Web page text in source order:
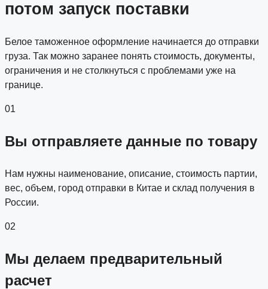
потом запуск поставки
Белое таможенное оформление начинается до отправки
груза. Так можно заранее понять стоимость, документы,
ограничения и не столкнуться с проблемами уже на
границе.
01
Вы отправляете данные по товару
Нам нужны наименование, описание, стоимость партии,
вес, объем, город отправки в Китае и склад получения в
России.
02
Мы делаем предварительный
расчет